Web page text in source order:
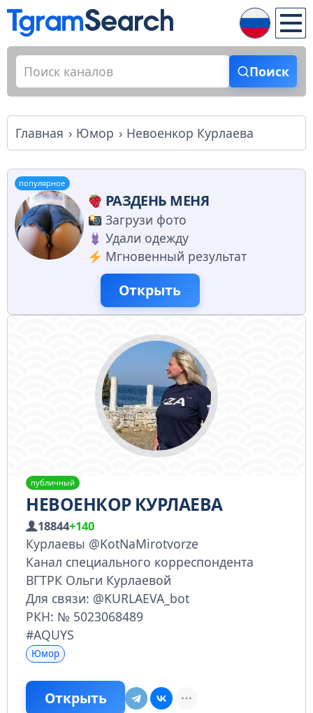
Поиск
Главная Юмор Невоенкор Курлаева
популярное
РАЗДЕНЬ МЕНЯ
Загрузи фото
Удали одежду
Мгновенный результат
Открыть
публичный
НЕВОЕНКОР КУРЛАЕВА
18844+140
Курлаевы @KotNaMirotvorze
Канал специального корреспондента
ВГТРК Ольги Курлаевой
Для связи: @KURLAEVA_bot
РКН: № 5023068489
#AQUYS
Юмор
Открыть